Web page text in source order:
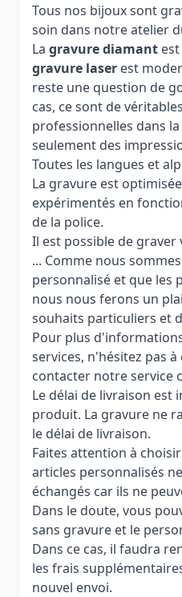
Tous nos bijoux sont
soin dans notre atelier
La gravure diamant
gravure laser est
reste une question de
cas, ce sont de
professionnelles dans
seulement des
Toutes les langues et
La gravure est
expérimentés en
de la police.
Il est possible de graver
... Comme nous
personnalisé et que les
nous nous ferons un
souhaits particuliers et
Pour plus
services, n'hésitez pas
contacter notre service
Le délai de livraison est
produit. La gravure ne
le délai de livraison.
Faites attention à
articles personnalisés
échangés car ils ne
Dans le doute, vous
sans gravure et le
Dans ce cas, il faudra
les frais
nouvel envoi.